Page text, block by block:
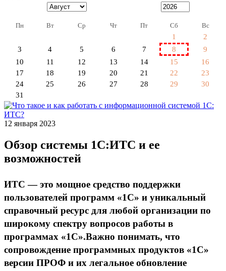
Пн Вт Ср Чт Пт Сб Вс
1
2
3
4 5 6 7 8
9
10
11 12 13 14 15
16
17
18 19 20 21 22
23
24
25 26 27 28 29
30
31
12 января 2023
Обзор системы 1С:ИТС и ее
возможностей
ИТС— это мощное средство поддержки
пользователей программ «1С» и уникальный
справочный ресурс для любой организации по
широкому спектру вопросов работы в
программах «1С».Важно понимать, что
сопровождение программных продуктов «1С»
версии ПРОФ и их легальное обновление